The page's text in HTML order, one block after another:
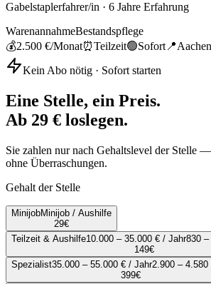
Gabelstaplerfahrer/in · 6 Jahre Erfahrung
WarenannahmeBestandspflege
💰2.500 €/Monat⏰Teilzeit🟢Sofort 📍Aachen
Kein Abo nötig · Sofort starten
Eine Stelle, ein Preis.
Ab 29 € loslegen.
Sie zahlen nur nach Gehaltslevel der Stelle
ohne Überraschungen.
Gehalt der Stelle
MinijobMinijob / Aushilfe
29€
Teilzeit & Aushilfe10.000 – 35.000 € / Jahr830
149€
Spezialist35.000 – 55.000 € / Jahr2.900 –
399€